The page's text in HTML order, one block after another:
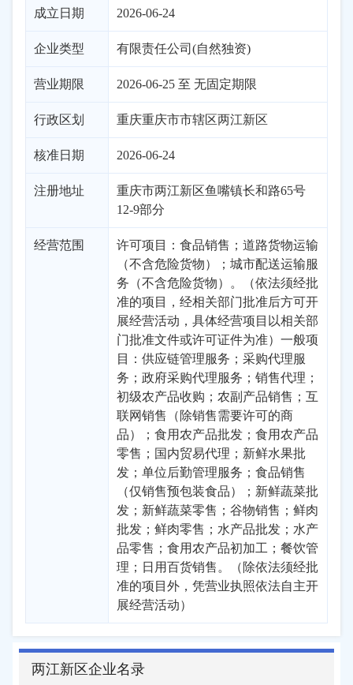
成立日期 2026-06-24
企业类型 有限责任公司(自然独资)
营业期限 2026-06-25 至 无固定期限
行政区划 重庆重庆市市辖区两江新区
核准日期 2026-06-24
注册地址
重庆市两江新区鱼嘴镇长和路65号
12-9部分
经营范围
许可项目：食品销售；道路货物运输
（不含危险货物）；城市配送运输服
务（不含危险货物）。（依法须经批
准的项目，经相关部门批准后方可开
展经营活动，具体经营项目以相关部
门批准文件或许可证件为准）一般项
目：供应链管理服务；采购代理服
务；政府采购代理服务；销售代理；
初级农产品收购；农副产品销售；互
联网销售（除销售需要许可的商
品）；食用农产品批发；食用农产品
零售；国内贸易代理；新鲜水果批
发；单位后勤管理服务；食品销售
（仅销售预包装食品）；新鲜蔬菜批
发；新鲜蔬菜零售；谷物销售；鲜肉
批发；鲜肉零售；水产品批发；水产
品零售；食用农产品初加工；餐饮管
理；日用百货销售。（除依法须经批
准的项目外，凭营业执照依法自主开
展经营活动）
两江新区企业名录